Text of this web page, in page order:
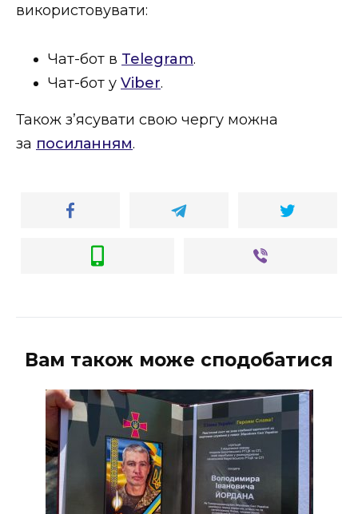
ВІДЕО
використовувати:
Чат-бот в Telegram.
Чат-бот у Viber.
Також з’ясувати свою чергу можна
за посиланням.
Вам також може сподобатися